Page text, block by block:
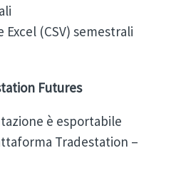
Excel (CSV) semestrali
Futures
è esportabile
Tradestation –